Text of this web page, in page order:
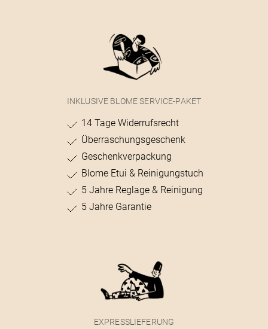
INKLUSIVE BLOME SERVICE-PAKET
14 Tage Widerrufsrecht
Überraschungsgeschenk
Geschenkverpackung
Blome Etui & Reinigungstuch
5 Jahre Reglage & Reinigung
5 Jahre Garantie
EXPRESSLIEFERUNG